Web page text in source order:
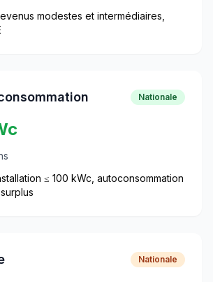
modestes et intermédiaires,
Nationale
≤ 100 kWc, autoconsommation
Nationale